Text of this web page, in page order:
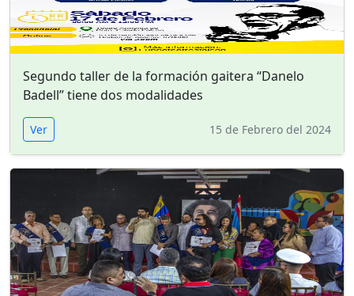
Segundo taller de la formación gaitera “Danelo
Badell” tiene dos modalidades
Ver 15 de Febrero del 2024